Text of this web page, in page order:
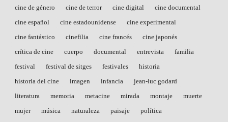
cine de género
cine de terror cine digital
cine documental
cine español
cine estadounidense
cine experimental
cine fantástico
cinefilia cine francés
cine japonés
crítica de cine
cuerpo documental entrevista
familia
festival
festival de sitges festivales
historia
historia del cine
imagen infancia
jean-luc godard
literatura
memoria metacine mirada montaje
muerte
mujer
música naturaleza paisaje
política